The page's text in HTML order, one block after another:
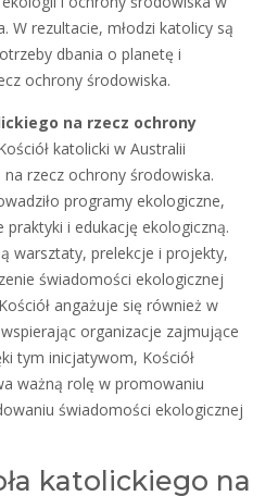
W rezultacie, młodzi katolicy są
dbania o planetę i
ochrony środowiska.
na rzecz ochrony
katolicki w Australii
rzecz ochrony środowiska.
programy ekologiczne,
i edukację ekologiczną.
warsztaty, prelekcje i projekty,
świadomości ekologicznej
angażuje się również w
organizacje zajmujące
tym inicjatywom, Kościół
ważną rolę w promowaniu
świadomości ekologicznej
katolickiego na